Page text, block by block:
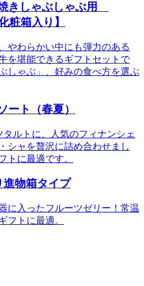
きしゃぶしゃぶ用
粧箱入り】
やわらかい中にも弾力のある
を堪能できるギフトセットで
しゃぶ」、好みの食べ方を選ぶ
ート（春夏）
ルトに、人気のフィナンシェ
シャを贅沢に詰め合わせまし
トに最適です。
物箱タイプ
に入ったフルーツゼリー！常温
フトに最適。